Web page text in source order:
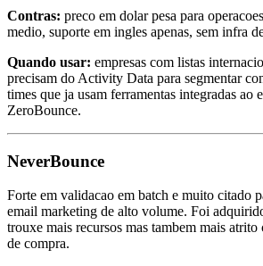
Contras: preco em dolar pesa para
medio, suporte em ingles apenas, sem infra
Quando usar: empresas com listas
precisam do Activity Data para segmentar
times que ja usam ferramentas integradas ao
ZeroBounce.
NeverBounce
Forte em validacao em batch e muito citado
email marketing de alto volume. Foi
trouxe mais recursos mas tambem mais
de compra.